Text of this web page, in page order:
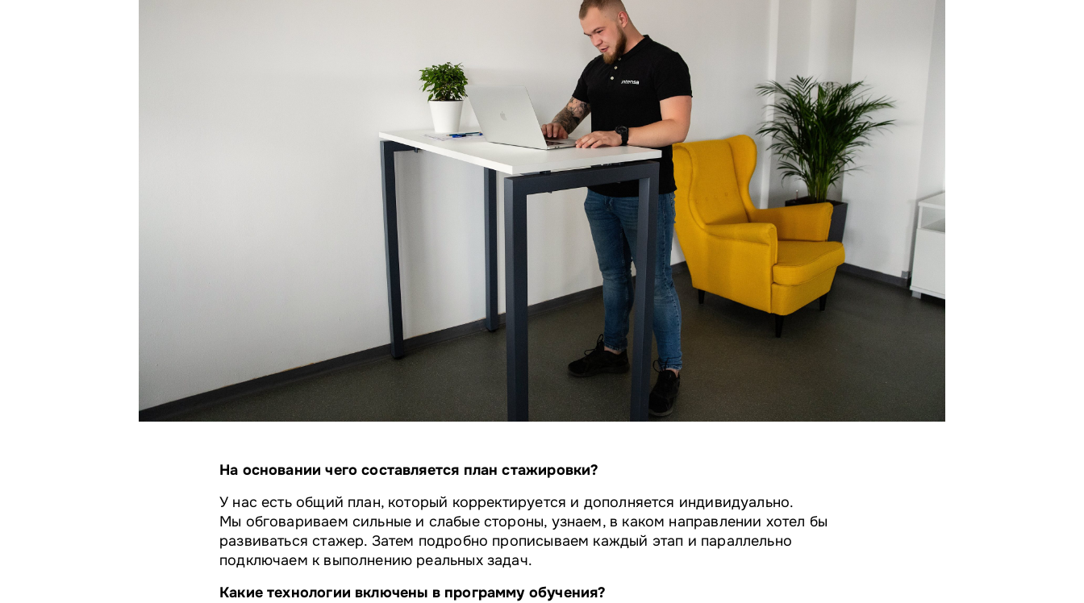
На основании чего составляется план стажировки?
У нас есть общий план, который корректируется и дополняется индивидуально.
Мы обговариваем сильные и слабые стороны, узнаем, в каком направлении хотел бы
развиваться стажер. Затем подробно прописываем каждый этап и параллельно
подключаем к выполнению реальных задач.
Какие технологии включены в программу обучения?